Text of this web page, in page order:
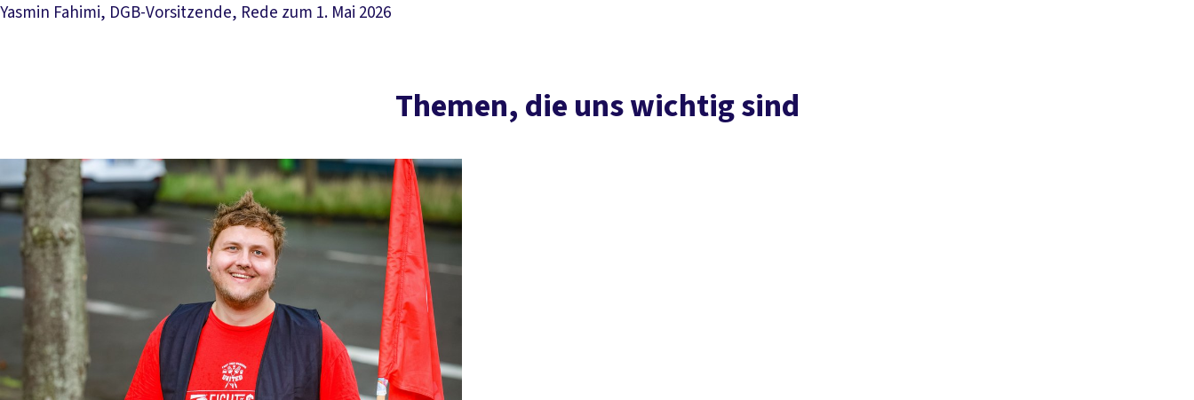
Yasmin Fahimi, DGB-Vorsitzende, Rede zum 1. Mai 2026
Themen, die uns wichtig sind